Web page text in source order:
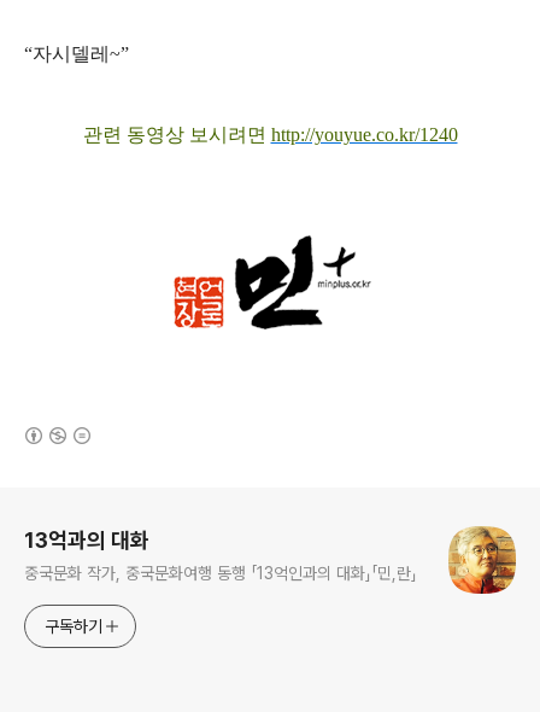
“자시델레 ~”
관련 동영상 보시려면 http://youyue.co.kr/1240
13억과의 대화
중국문화 작가, 중국문화여행 동행 「13억인과의 대화」「민,란」
구독하기